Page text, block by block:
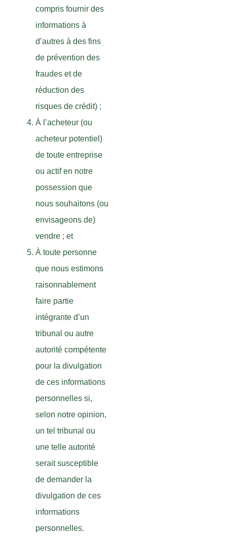
compris fournir des
informations à
d’autres à des fins
de prévention des
fraudes et de
réduction des
risques de crédit) ;
À l’acheteur (ou
acheteur potentiel)
de toute entreprise
ou actif en notre
possession que
nous souhaitons (ou
envisageons de)
vendre ; et
À toute personne
que nous estimons
raisonnablement
faire partie
intégrante d’un
tribunal ou autre
autorité compétente
pour la divulgation
de ces informations
personnelles si,
selon notre opinion,
un tel tribunal ou
une telle autorité
serait susceptible
de demander la
divulgation de ces
informations
personnelles.